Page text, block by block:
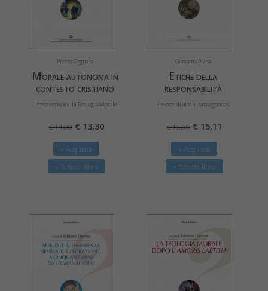
Pietro Cognato
Morale autonoma in
contesto cristiano
Il ‘caso serio’ della Teologia Morale
€ 14,00 € 13,30
» Acquista
» Scheda libro
Giannino Piana
Etiche della
responsabilità
La voce di alcuni protagonisti
€ 15,90 € 15,11
» Acquista
» Scheda libro